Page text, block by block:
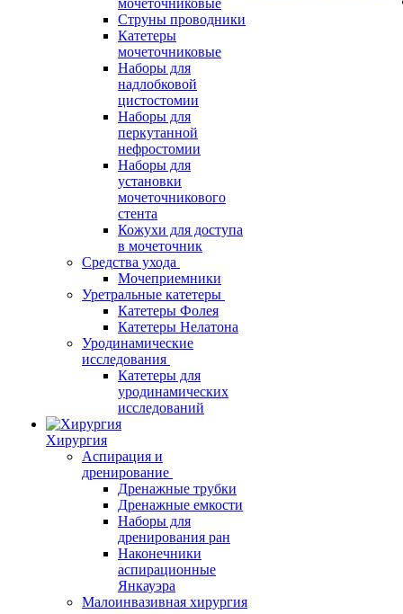
мочеточниковые
Струны проводники
Катетеры
мочеточниковые
Наборы для
надлобковой
цистостомии
Наборы для
перкутанной
нефростомии
Наборы для
установки
мочеточникового
стента
Кожухи для доступа
в мочеточник
Средства ухода
Мочеприемники
Уретральные катетеры
Катетеры Фолея
Катетеры Нелатона
Уродинамические
исследования
Катетеры для
уродинамических
исследований
Хирургия
Аспирация и
дренирование
Дренажные трубки
Дренажные емкости
Наборы для
дренирования ран
Наконечники
аспирационные
Янкауэра
Малоинвазивная хирургия